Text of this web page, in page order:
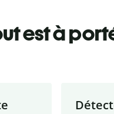
est à